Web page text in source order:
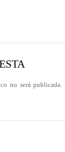
no será publicada.